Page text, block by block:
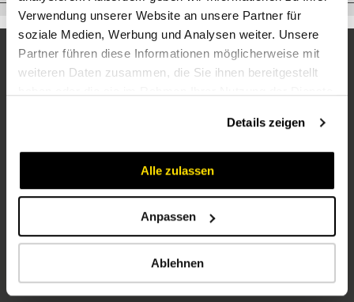
Verwendung unserer Website an unsere Partner für
soziale Medien, Werbung und Analysen weiter. Unsere
Partner führen diese Informationen möglicherweise mit
weiteren Daten zusammen, die Sie ihnen bereitgestellt
Details zeigen
Alle zulassen
Anpassen
Ablehnen
Service